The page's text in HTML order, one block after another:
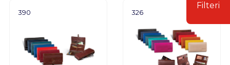
Filteri
390 326